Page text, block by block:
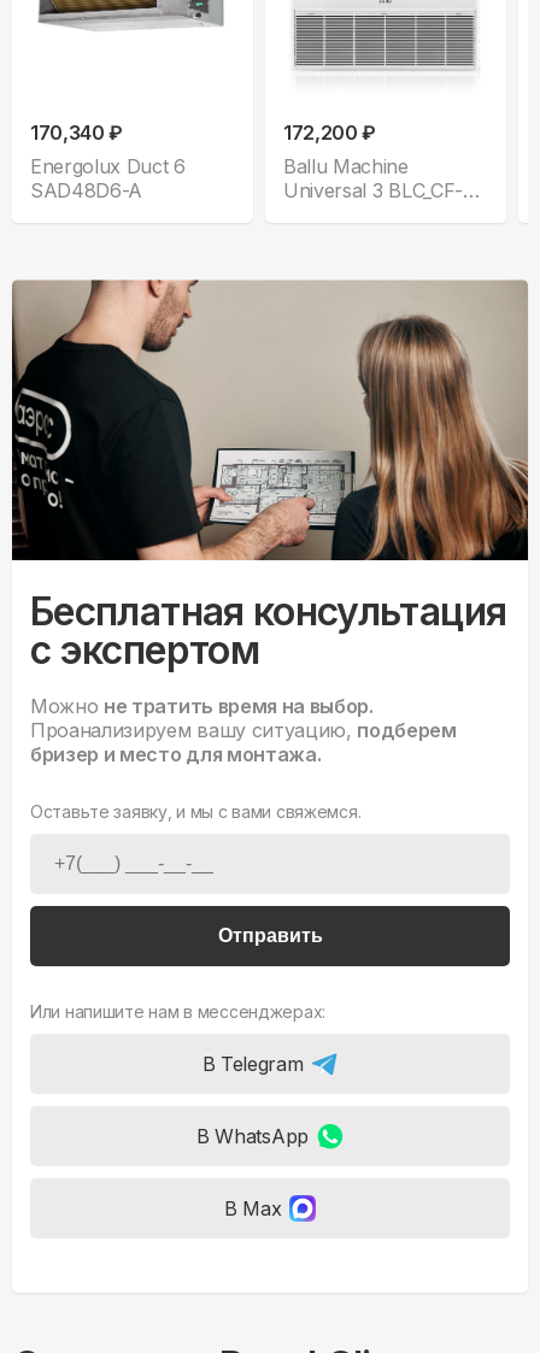
170,340 ₽
Energolux Duct 6
SAD48D6-A
172,200 ₽
Ballu Machine
Universal 3 BLC_CF-
Бесплатная консультация
с экспертом
Можно не тратить время на выбор.
Проанализируем вашу ситуацию, подберем
бризер и место для монтажа.
Оставьте заявку, и мы с вами свяжемся.
Отправить
Или напишите нам в мессенджерах:
В Telegram
В WhatsApp
В Max